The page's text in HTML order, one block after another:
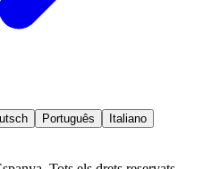
Português
Italiano